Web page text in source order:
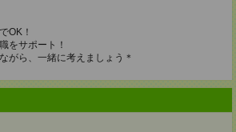
OK！
をサポート！
がら、一緒に考えましょう＊